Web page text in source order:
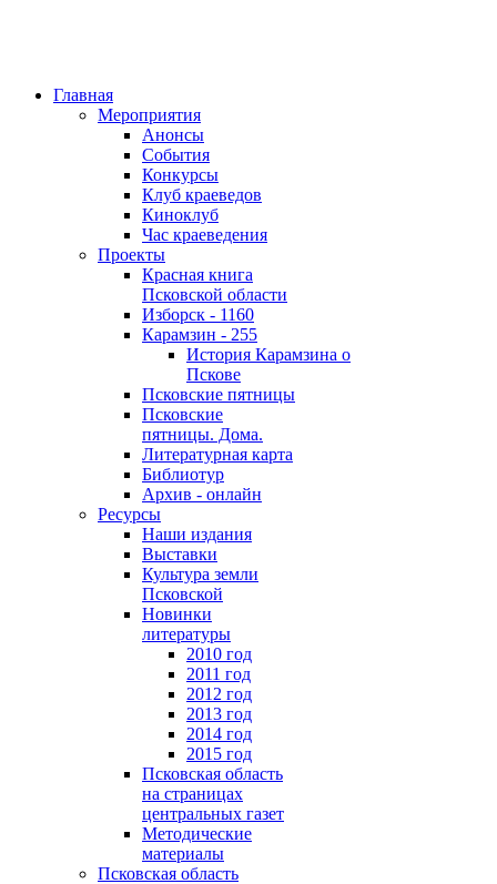
Главная
Мероприятия
Анонсы
События
Конкурсы
Клуб краеведов
Киноклуб
Час краеведения
Проекты
Красная книга
Псковской области
Изборск - 1160
Карамзин - 255
История Карамзина о
Пскове
Псковские пятницы
Псковские
пятницы. Дома.
Литературная карта
Библиотур
Архив - онлайн
Ресурсы
Наши издания
Выставки
Культура земли
Псковской
Новинки
литературы
2010 год
2011 год
2012 год
2013 год
2014 год
2015 год
Псковская область
на страницах
центральных газет
Методические
материалы
Псковская область